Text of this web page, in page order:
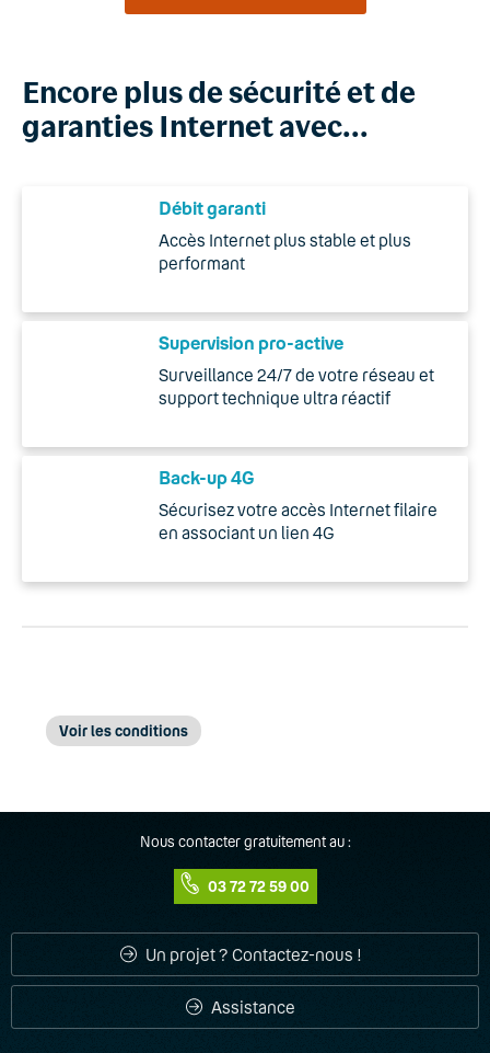
Encore plus de sécurité et de
garanties Internet avec...
Débit garanti
Accès Internet plus stable et plus
performant
Supervision pro-active
Surveillance 24/7 de votre réseau et
support technique ultra réactif
Back-up 4G
Sécurisez votre accès Internet filaire
en associant un lien 4G
Voir les conditions
RK600lw et KROS RK900l.
Nous contacter gratuitement au :
03 72 72 59 00
Un projet ? Contactez-nous !
Assistance